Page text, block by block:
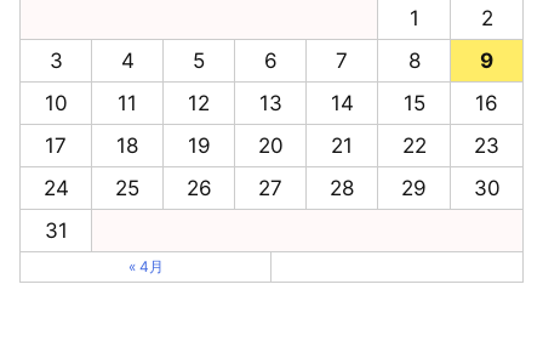
1
2
3
4 5 6 7 8
9
10
11 12 13 14 15
16
17
18 19 20 21 22
23
24
25 26 27 28 29
30
31
« 4月